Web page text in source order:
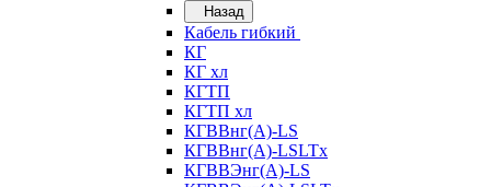
Назад
Кабель гибкий
КГ
КГ хл
КГТП
КГТП хл
КГВВнг(А)-LS
КГВВнг(А)-LSLTx
КГВВЭнг(А)-LS